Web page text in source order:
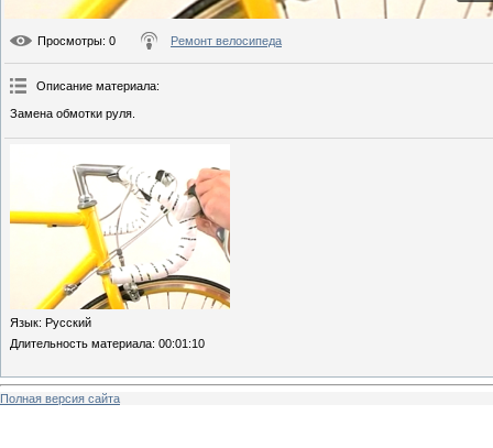
Просмотры: 0 Ремонт велосипеда
Описание материала:
Замена обмотки руля.
Язык: Русский
Длительность материала: 00:01:10
Полная версия сайта